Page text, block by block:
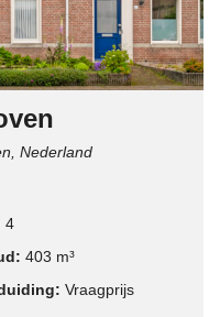
Nederland
4
403 m³
Vraagprijs